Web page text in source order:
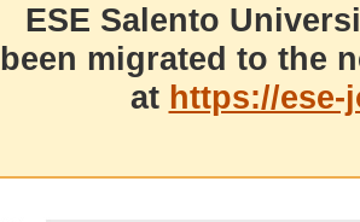
ESE Salento
been migrated to the
at https://